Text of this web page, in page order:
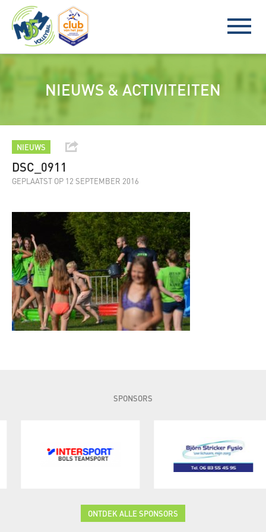
NIEUWS & ACTIVITEITEN
NIEUWS
DSC_0911
GEPLAATST OP 12 SEPTEMBER 2016
SPONSORS
ONTDEK ALLE SPONSORS